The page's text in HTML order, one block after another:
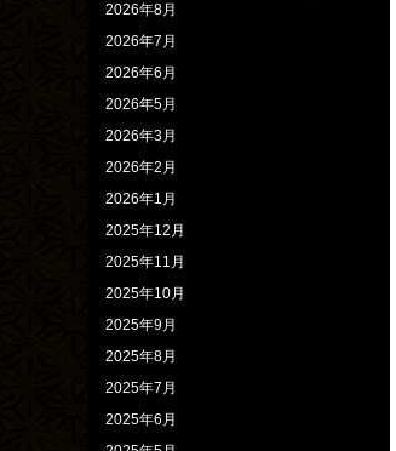
2026年8月
2026年7月
2026年6月
2026年5月
2026年3月
2026年2月
2026年1月
2025年12月
2025年11月
2025年10月
2025年9月
2025年8月
2025年7月
2025年6月